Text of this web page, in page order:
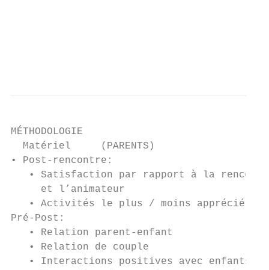
MÉTHODOLOGIE
  Matériel     (PARENTS)
• Post-rencontre:
• Satisfaction par rapport à la
et l’animateur
• Activités le plus / moins apprécié
Pré-Post:
• Relation parent-enfant
• Relation de couple
• Interactions positives avec enfants